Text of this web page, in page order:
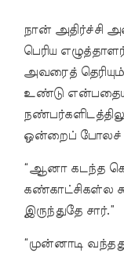
நான் அதிர்ச்சி
பெரிய
அவரைத்
உண்டு
ஒன்றைப் போலச்
“ஆனா கடந்த
கண்காட்சிகள்ல
இருந்துதே சார்.”
“முன்னாடி